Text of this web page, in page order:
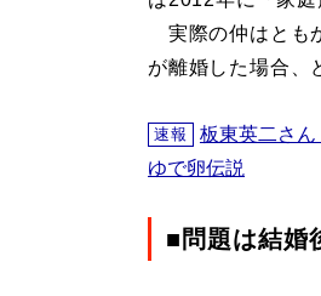
実際の仲はとも
が離婚した場合、
速報
板東英二さ
ゆで卵伝説
■問題は結婚